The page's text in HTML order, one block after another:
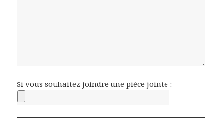
Si vous souhaitez joindre une pièce jointe :